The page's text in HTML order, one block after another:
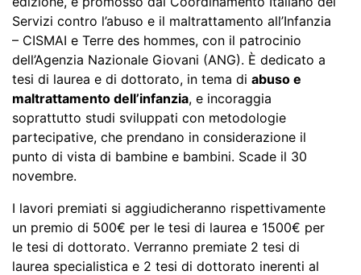
Servizi contro l’abuso e il maltrattamento all’Infanzia
– CISMAI e Terre des hommes, con il patrocinio
dell’Agenzia Nazionale Giovani (ANG). È dedicato a
tesi di laurea e di dottorato, in tema di abuso e
maltrattamento dell’infanzia, e incoraggia
soprattutto studi sviluppati con metodologie
partecipative, che prendano in considerazione il
punto di vista di bambine e bambini. Scade il 30
novembre.
I lavori premiati si aggiudicheranno rispettivamente
un premio di 500€ per le tesi di laurea e 1500€ per
le tesi di dottorato. Verranno premiate 2 tesi di
laurea specialistica e 2 tesi di dottorato inerenti al